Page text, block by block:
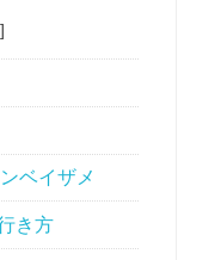
]
ベイザメ
き方